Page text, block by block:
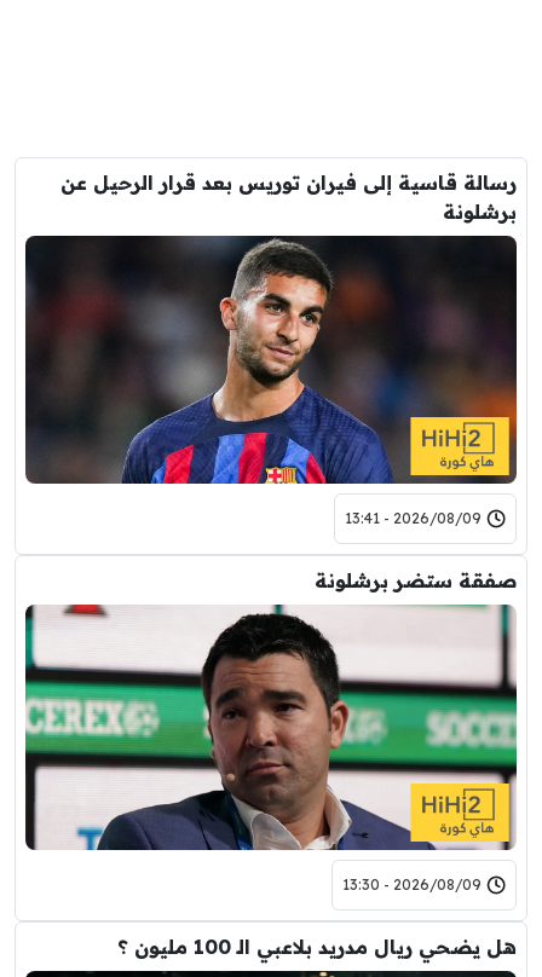
رسالة قاسية إلى فيران توريس بعد قرار الرحيل عن
برشلونة
2026/08/09 - 13:41
صفقة ستضر برشلونة
2026/08/09 - 13:30
هل يضحي ريال مدريد بلاعبي الـ 100 مليون ؟